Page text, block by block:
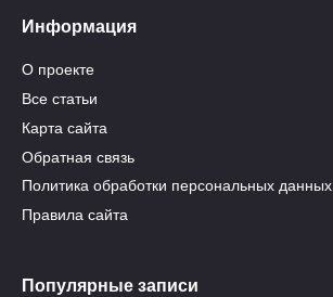
Информация
О проекте
Все статьи
Карта сайта
Обратная связь
Политика обработки персональных данных
Правила сайта
Популярные записи